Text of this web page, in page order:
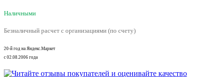
Наличными
Безналичный расчет с организациями (по счету)
20-й год на Яндекс.Маркет
с 02.08.2006 года